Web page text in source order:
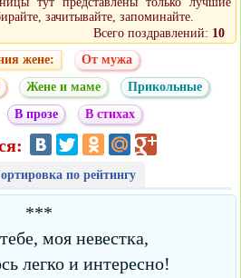
зачитывайте, запоминайте.
Всего поздравлений: 10
жене:
От мужа
Жене и маме
Прикольные
В прозе В стихах
по рейтингу
***
моя невестка,
легко и интересно!